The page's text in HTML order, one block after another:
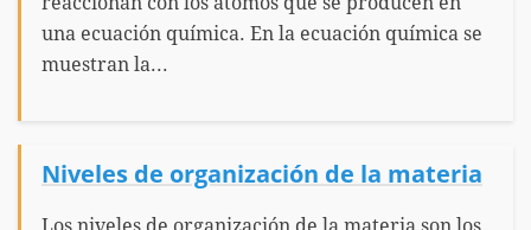
una ecuación química. En la ecuación química se
muestran la...
Niveles de organización de la materia